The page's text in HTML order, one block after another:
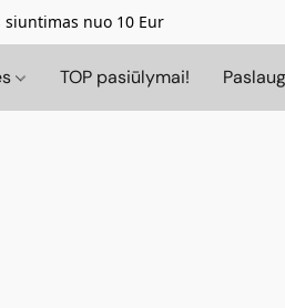
siuntimas nuo 10 Eur
TOP pasiūlymai!